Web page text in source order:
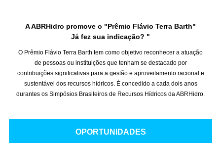
A ABRHidro promove o "Prêmio Flávio Terra Barth"
Já fez sua indicação? "
O Prêmio Flávio Terra Barth tem como objetivo reconhecer a atuação
de pessoas ou instituições que tenham se destacado por
contribuições significativas para a gestão e aproveitamento racional e
sustentável dos recursos hídricos. É concedido a cada dois anos
durantes os Simpósios Brasileiros de Recursos Hídricos da ABRHidro.
OPORTUNIDADES